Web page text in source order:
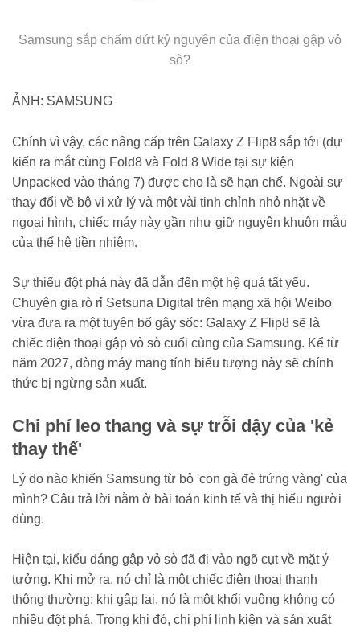
Samsung sắp chấm dứt kỷ nguyên của điện thoại gập vỏ
sò?
ẢNH: SAMSUNG
Chính vì vậy, các nâng cấp trên Galaxy Z Flip8 sắp tới (dự
kiến ra mắt cùng Fold8 và Fold 8 Wide tại sự kiện
Unpacked vào tháng 7) được cho là sẽ hạn chế. Ngoài sự
thay đổi về bộ vi xử lý và một vài tinh chỉnh nhỏ nhặt về
ngoại hình, chiếc máy này gần như giữ nguyên khuôn mẫu
của thế hệ tiền nhiệm.
Sự thiếu đột phá này đã dẫn đến một hệ quả tất yếu.
Chuyên gia rò rỉ Setsuna Digital trên mạng xã hội Weibo
vừa đưa ra một tuyên bố gây sốc: Galaxy Z Flip8 sẽ là
chiếc điện thoại gập vỏ sò cuối cùng của Samsung. Kể từ
năm 2027, dòng máy mang tính biểu tượng này sẽ chính
thức bị ngừng sản xuất.
Chi phí leo thang và sự trỗi dậy của 'kẻ
thay thế'
Lý do nào khiến Samsung từ bỏ 'con gà đẻ trứng vàng' của
mình? Câu trả lời nằm ở bài toán kinh tế và thị hiếu người
dùng.
Hiện tại, kiểu dáng gập vỏ sò đã đi vào ngõ cụt về mặt ý
tưởng. Khi mở ra, nó chỉ là một chiếc điện thoại thanh
thông thường; khi gập lại, nó là một khối vuông không có
nhiều đột phá. Trong khi đó, chi phí linh kiện và sản xuất